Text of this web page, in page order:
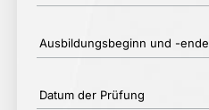
Ausbildungsbeginn und -ende
Datum der Prüfung